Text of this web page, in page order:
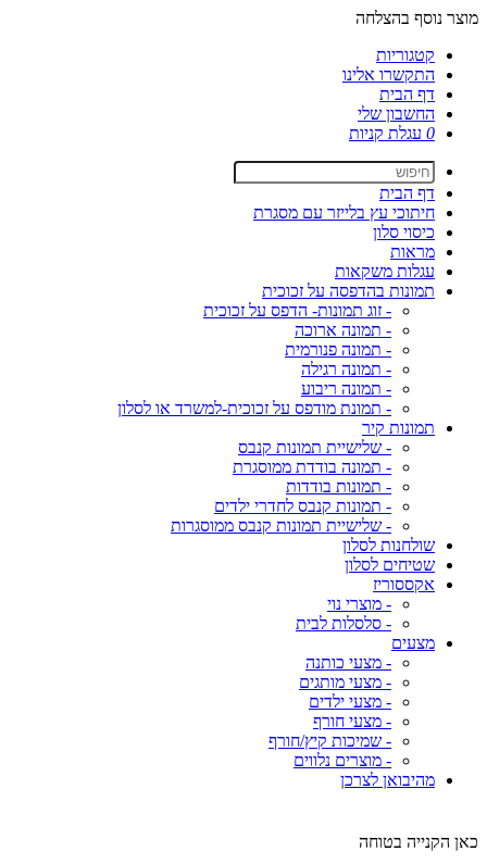
מוצר נוסף בהצלחה
קטגוריות
התקשרו אלינו
דף הבית
החשבון שלי
0 עגלת קניות
דף הבית
חיתוכי עץ בלייזר עם מסגרת
כיסוי סלון
מראות
עגלות משקאות
תמונות בהדפסה על זכוכית
- זוג תמונות- הדפס על זכוכית
- תמונה ארוכה
- תמונה פנורמית
- תמונה רגילה
- תמונה ריבוע
- תמונת מודפס על זכוכית-למשרד או לסלון
תמונות קיר
- שלישיית תמונות קנבס
- תמונה בודדת ממוסגרת
- תמונות בודדות
- תמונות קנבס לחדרי ילדים
- שלישיית תמונות קנבס ממוסגרות
שולחנות לסלון
שטיחים לסלון
אקססוריז
- מוצרי נוי
- סלסלות לבית
מצעים
- מצעי כותנה
- מצעי מותגים
- מצעי ילדים
- מצעי חורף
- שמיכות קיץ/חורף
- מוצרים נלווים
מהיבואן לצרכן
כאן הקנייה בטוחה